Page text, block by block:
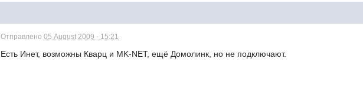
Отправлено05 August 2009 - 15:21
Есть Инет, возможны Кварц и MK-NET, ещё Домолинк, но не подключают.